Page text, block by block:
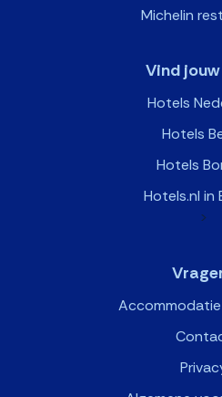
Michelin
Vind
Hotels
Hotels
Hotels
Hotels.nl in
>